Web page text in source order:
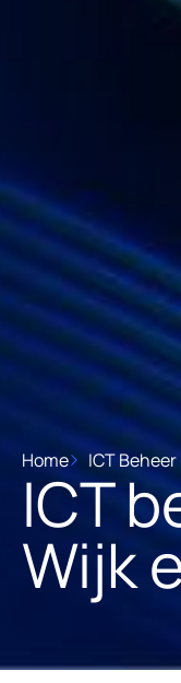
Home ICT
ICT
Wijk